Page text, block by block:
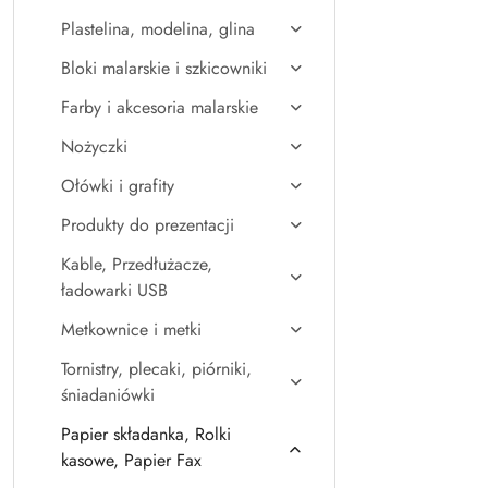
Plastelina, modelina, glina
Bloki malarskie i szkicowniki
Farby i akcesoria malarskie
Nożyczki
Ołówki i grafity
Produkty do prezentacji
Kable, Przedłużacze,
ładowarki USB
Metkownice i metki
Tornistry, plecaki, piórniki,
śniadaniówki
Papier składanka, Rolki
kasowe, Papier Fax